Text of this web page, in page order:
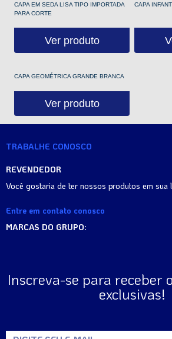
CAPA EM SEDA LISA TIPO IMPORTADA
PARA CORTE
Ver produto
CAPA
CAPA GEOMÉTRICA GRANDE BRANCA
Ver produto
TRABALHE CONOSCO
REVENDEDOR
Você gostaria de ter nossos produtos em sua
Entre em contato conosco
MARCAS DO GRUPO:
Inscreva-se para receber
exclusivas!